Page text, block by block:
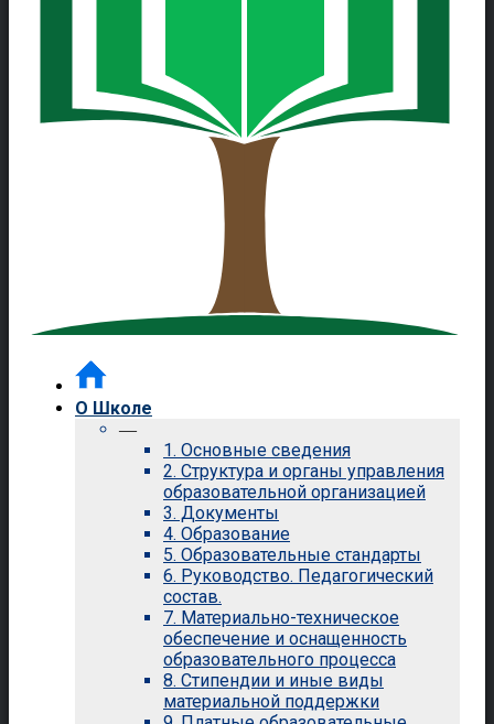
О Школе
—
1. Основные сведения
2. Структура и органы управления
образовательной организацией
3. Документы
4. Образование
5. Образовательные стандарты
6. Руководство. Педагогический
состав.
7. Материально-техническое
обеспечение и оснащенность
образовательного процесса
8. Стипендии и иные виды
материальной поддержки